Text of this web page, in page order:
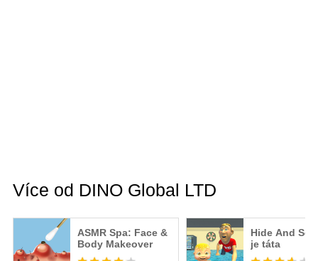
Více od DINO Global LTD
ASMR Spa: Face &
Body Makeover
Hide And
je táta